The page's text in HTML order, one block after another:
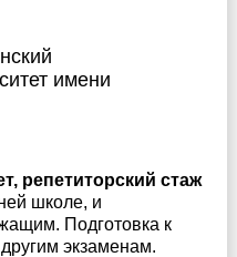
имени
репетиторский стаж
школе, и
Подготовка к
экзаменам.